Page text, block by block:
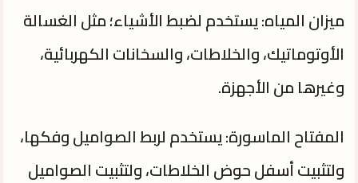
ميزان المياه: يستخدم لضبط الأشياء؛ مثل الغسالة
الأوتوماتيك، والخلاطات، والسخانات الكهربائية،
وغيرها من الأجهزة.
المفتاح الماسورة: يستخدم لربط الصواميل وفكها،
ولتثبيت أسفل حوض الخلاطات، ولتثبيت الصواميل